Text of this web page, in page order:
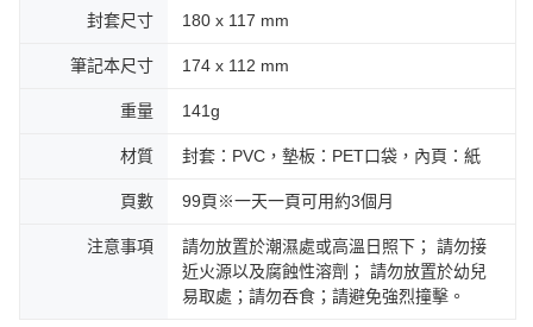
封套尺寸 180 x 117 mm
筆記本尺寸 174 x 112 mm
重量 141g
材質 封套：PVC，墊板：PET口袋，內頁：紙
頁數 99頁※一天一頁可用約3個月
注意事項
請勿放置於潮濕處或高溫日照下； 請勿接
近火源以及腐蝕性溶劑； 請勿放置於幼兒
易取處；請勿吞食；請避免強烈撞擊。